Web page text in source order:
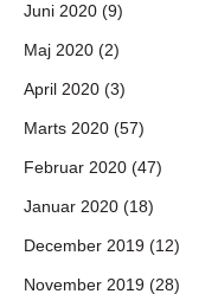
Juni 2020 (9)
Maj 2020 (2)
April 2020 (3)
Marts 2020 (57)
Februar 2020 (47)
Januar 2020 (18)
December 2019 (12)
November 2019 (28)